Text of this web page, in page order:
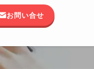
お問い合せ